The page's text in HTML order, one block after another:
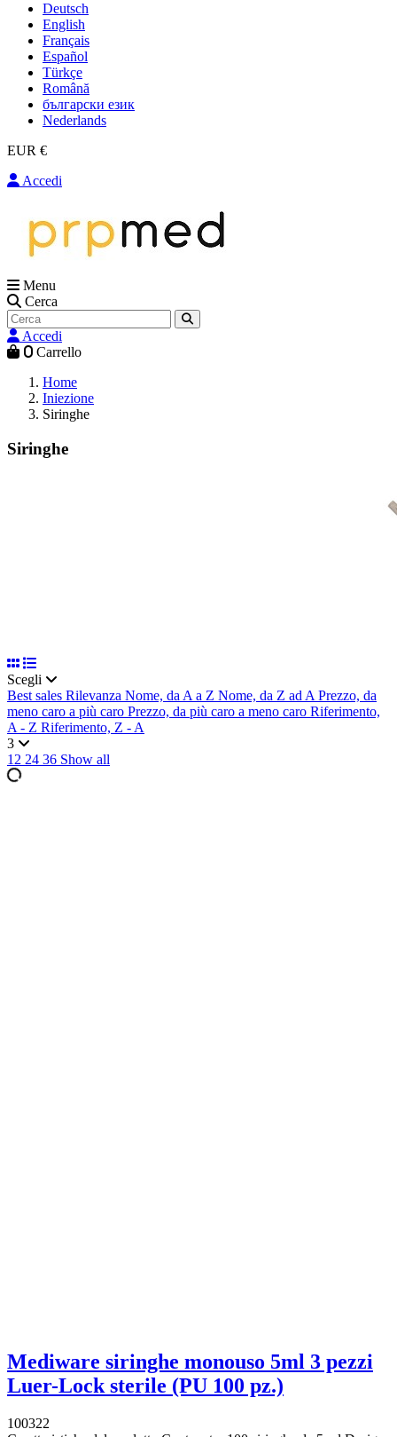
Deutsch
English
Français
Español
Türkçe
Română
български език
Nederlands
EUR €
Accedi
Menu
Cerca
Accedi
0 Carrello
Home
Iniezione
Siringhe
Siringhe
Scegli
Best sales Rilevanza Nome, da A a Z Nome, da Z ad APrezzo, da
meno caro a più caro Prezzo, da più caro a meno caro Riferimento,
A - Z Riferimento, Z - A
3
12 24 36 Show all
Mediware siringhe monouso 5ml 3 pezzi
Luer-Lock sterile (PU 100 pz.)
100322